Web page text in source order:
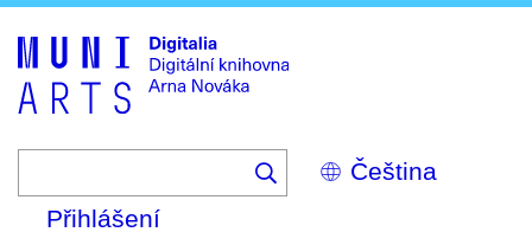
Select
your
Přihlášení